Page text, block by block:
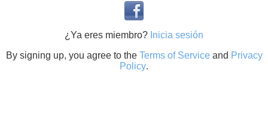
¿Ya eres miembro? Inicia sesión
By signing up, you agree to the Terms of Serviceand Privacy
Policy.